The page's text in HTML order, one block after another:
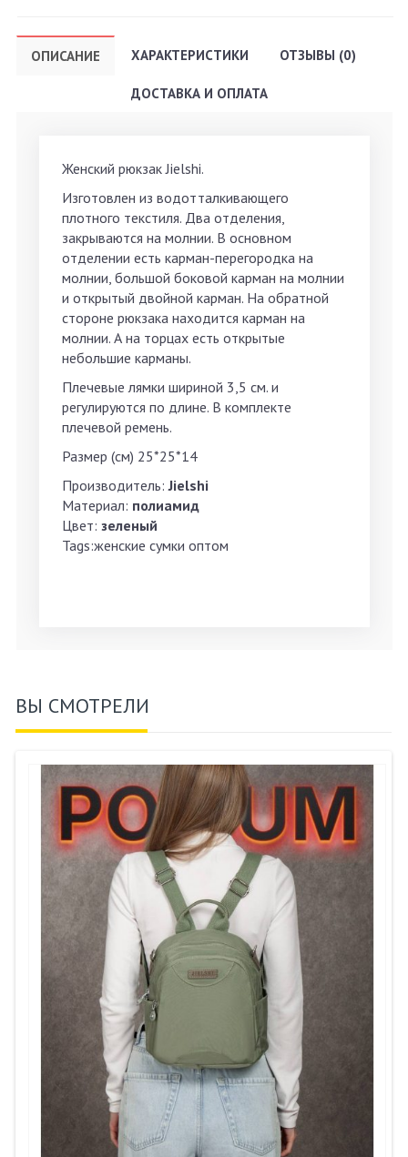
ОПИСАНИЕ ХАРАКТЕРИСТИКИ ОТЗЫВЫ (0)
ДОСТАВКА И ОПЛАТА
Женский рюкзак Jielshi.
Изготовлен из водотталкивающего
плотного текстиля. Два отделения,
закрываются на молнии. В основном
отделении есть карман-перегородка на
молнии, большой боковой карман на молнии
и открытый двойной карман. На обратной
стороне рюкзака находится карман на
молнии. А на торцах есть открытые
небольшие карманы.
Плечевые лямки шириной 3,5 см. и
регулируются по длине. В комплекте
плечевой ремень.
Размер (см) 25*25*14
Производитель: Jielshi
Материал: полиамид
Цвет: зеленый
Tags:женские сумки оптом
ВЫ СМОТРЕЛИ